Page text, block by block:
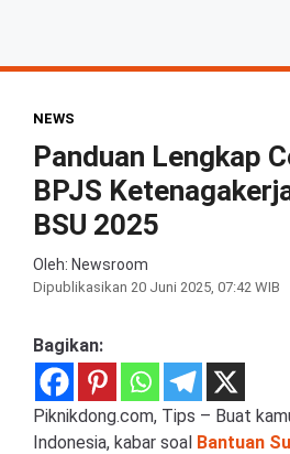
isi
NEWS
Panduan Lengkap
BPJS
BSU 2025
Oleh: Newsroom
Dipublikasikan 20 Juni 2025, 07:42 WIB
Bagikan:
Piknikdong.com, Tips – Buat
Indonesia, kabar soal Bantuan